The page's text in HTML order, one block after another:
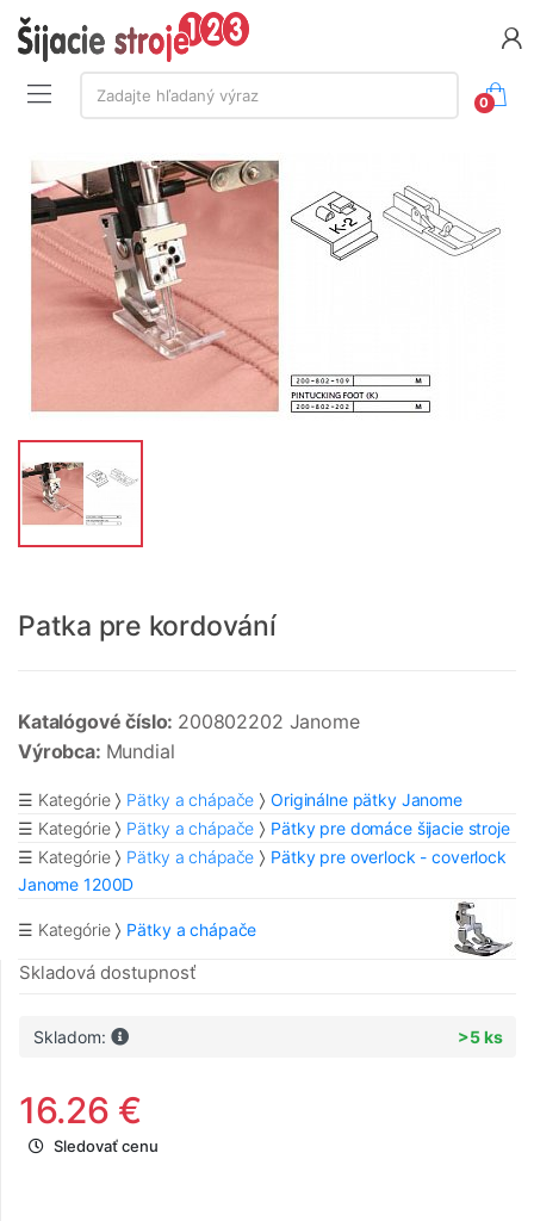
Vyhľadávanie:
Zadajte hľadaný výraz
0
Patka pre kordování
Katalógové číslo: 200802202 Janome
Výrobca: Mundial
☰ Kategórie Pätky a chápače
Originálne pätky Janome
☰ Kategórie
Pätky a chápače
Pätky pre domáce šijacie stroje
☰ Kategórie
Pätky a chápače
Pätky pre overlock - coverlock
Janome 1200D
☰ Kategórie Pätky a chápače
Skladová dostupnosť
Skladom: >5 ks
16.26 €
Sledovať cenu